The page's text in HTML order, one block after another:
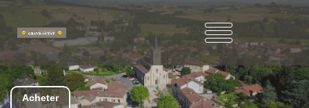
Acheter